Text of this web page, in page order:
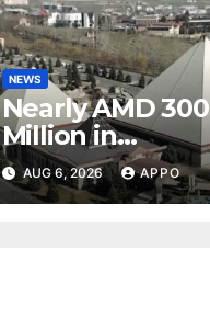
NEWS
Nearly AMD 300
Million in
Undeclared
Turnover
AUG 6, 2026 APPO